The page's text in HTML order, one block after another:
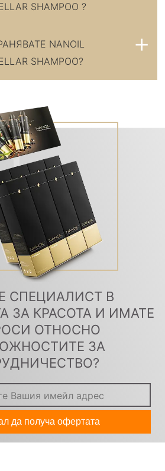
SHAMPOO ?
NANOIL
SHAMPOO?
СПЕЦИАЛИСТ В
ЗА КРАСОТА И ИМАТЕ
ОТНОСНО
ЗА
да получа офертата